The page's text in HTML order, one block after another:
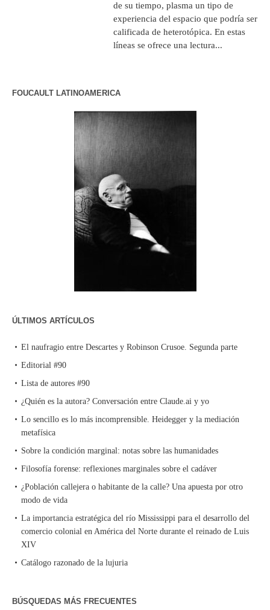
de su tiempo, plasma un tipo de
experiencia del espacio que podría ser
calificada de heterotópica. En estas
líneas se ofrece una lectura...
FOUCAULT LATINOAMERICA
ÚLTIMOS ARTÍCULOS
El naufragio entre Descartes y Robinson Crusoe. Segunda parte
Editorial #90
Lista de autores #90
¿Quién es la autora? Conversación entre Claude.ai y yo
Lo sencillo es lo más incomprensible. Heidegger y la mediación
metafísica
Sobre la condición marginal: notas sobre las humanidades
Filosofía forense: reflexiones marginales sobre el cadáver
¿Población callejera o habitante de la calle? Una apuesta por otro
modo de vida
La importancia estratégica del río Mississippi para el desarrollo del
comercio colonial en América del Norte durante el reinado de Luis
XIV
Catálogo razonado de la lujuria
BÚSQUEDAS MÁS FRECUENTES